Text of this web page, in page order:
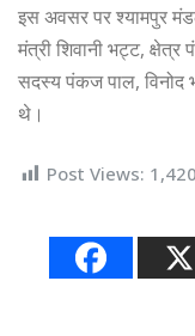
इस अवसर पर श्यामपुर
मंत्री शिवानी भट्ट,
सदस्य पंकज पाल, विनोद
थे।
Post Views: 1,420